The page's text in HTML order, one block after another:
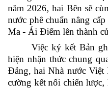
năm 2026, hai Bên sẽ
nước phê chuẩn nâng
Ma - Ái Điểm lên thành
Việc ký kết Bản
hiện nhận thức chung
Đảng, hai Nhà nước Việt
cường kết nối chiến